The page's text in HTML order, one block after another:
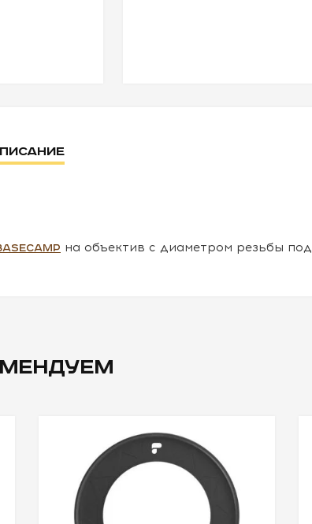
на объектив с диаметром резьбы под